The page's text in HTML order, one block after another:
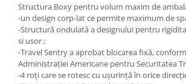
Structura Boxy pentru volum maxim de
-un design corp-lat ce permite maximum de
-Structură ondulată a designului pentru
si usor ;
-Travel Sentry a aprobat blocarea fixă,
Administrației Americane pentru Securitatea
-4 roți care se rotesc cu ușurință în orice